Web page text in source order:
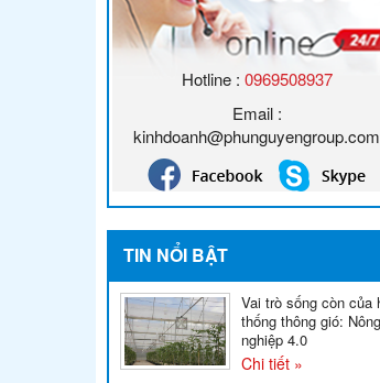
Hotline : 0969508937
Email :
kinhdoanh@phunguyengroup.com
TIN NỔI BẬT
Vai trò sống còn của
thống thông gió: Nông
nghiệp 4.0
Chi tiết »